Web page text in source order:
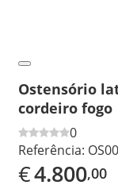
Ostensório
cordeiro fogo
0
Referência:
€4.800,00